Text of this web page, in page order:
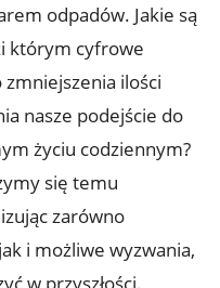
odpadów. Jakie są
którym cyfrowe
ilości
nasze podejście do
życiu codziennym?
się temu
zarówno
i możliwe wyzwania,